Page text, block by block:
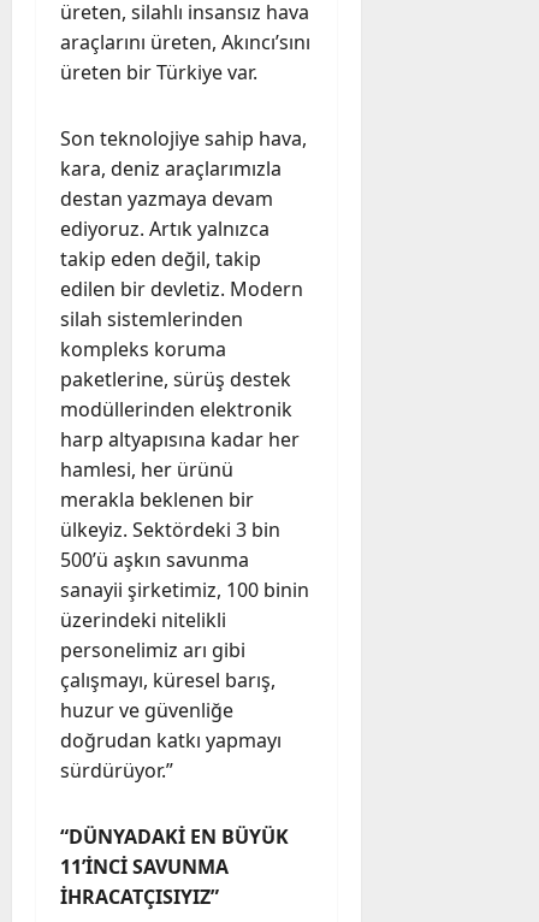
üreten, silahlı insansız hava
araçlarını üreten, Akıncı’sını
üreten bir Türkiye var.
Son teknolojiye sahip hava,
kara, deniz araçlarımızla
destan yazmaya devam
ediyoruz. Artık yalnızca
takip eden değil, takip
edilen bir devletiz. Modern
silah sistemlerinden
kompleks koruma
paketlerine, sürüş destek
modüllerinden elektronik
harp altyapısına kadar her
hamlesi, her ürünü
merakla beklenen bir
ülkeyiz. Sektördeki 3 bin
500’ü aşkın savunma
sanayii şirketimiz, 100 binin
üzerindeki nitelikli
personelimiz arı gibi
çalışmayı, küresel barış,
huzur ve güvenliğe
doğrudan katkı yapmayı
sürdürüyor.”
“DÜNYADAKİ EN BÜYÜK
11’İNCİ SAVUNMA
İHRACATÇISIYIZ”